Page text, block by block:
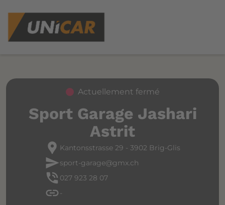
Actuellement fermé
Sport Garage Jashari
Astrit
location_pin Kantonsstrasse 29 - 3902 Brig-Glis
sendsport-garage@gmx.ch
phone_in_talk 027 923 28 07
link -